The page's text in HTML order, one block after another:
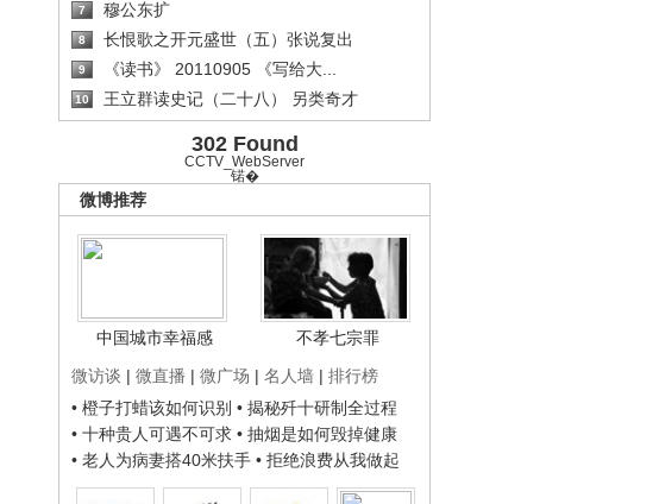
7 穆公东扩
8 长恨歌之开元盛世（五）张说复出
9 《读书》 20110905 《写给大...
10 王立群读史记（二十八） 另类奇才
302 Found
CCTV_WebServer
锘�
微博推荐
中国城市幸福感
不孝七宗罪
微访谈 | 微直播 | 微广场 | 名人墙 | 排行榜
• 橙子打蜡该如何识别 • 揭秘歼十研制全过程
• 十种贵人可遇不可求 • 抽烟是如何毁掉健康
• 老人为病妻搭40米扶手 • 拒绝浪费从我做起